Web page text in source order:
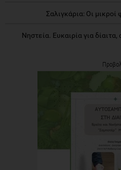
Σαλιγκάρια: Οι μικροί
Νηστεία. Ευκαιρία για